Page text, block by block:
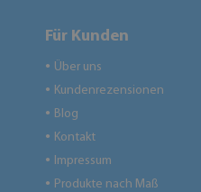
Für Kunden
● Über uns
● Kundenrezensionen
● Blog
● Kontakt
● Impressum
● Produkte nach Maß